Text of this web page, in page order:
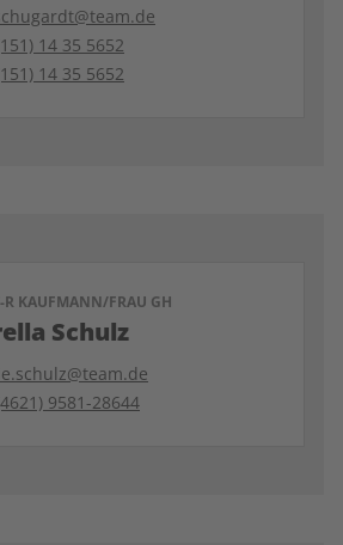
14 35 5652
14 35 5652
KAUFMANN/FRAU GH
Schulz
9581-28644